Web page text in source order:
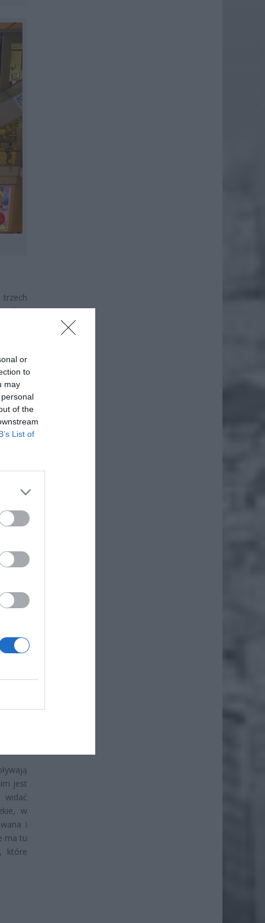
or
to
may
of the
List of
rdr. –
ze
jest
w
i
ma tu
które